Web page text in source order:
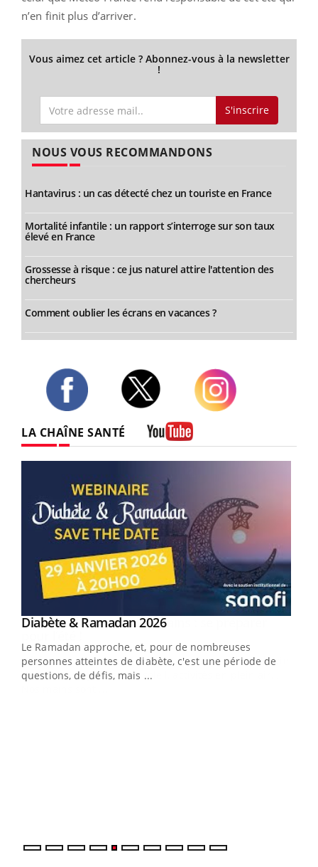
n’en finit plus d’arriver.
Vous aimez cet article ? Abonnez-vous à la newsletter
!
S'inscrire
NOUS VOUS RECOMMANDONS
Hantavirus : un cas détecté chez un touriste en France
Mortalité infantile : un rapport s’interroge sur son taux
élevé en France
Grossesse à risque : ce jus naturel attire l'attention des
chercheurs
Comment oublier les écrans en vacances ?
LA CHAÎNE SANTÉ
Youtube
Diabète & Ramadan 2026Youtube
Le Ramadan approche, et, pour de nombreuses
personnes atteintes de diabète, c'est une période de
questions, de défis, mais ...